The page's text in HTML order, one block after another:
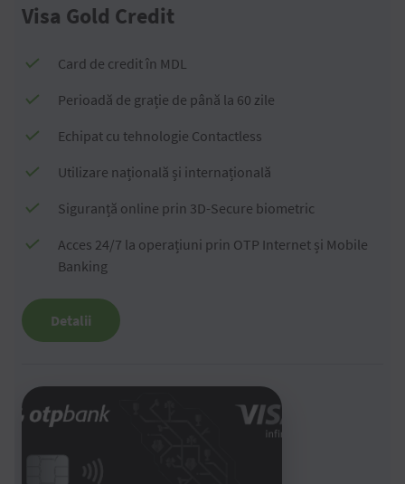
Visa Gold Credit
Card de credit în MDL
Perioadă de grație de până la 60 zile
Echipat cu tehnologie Contactless
Utilizare națională și internațională
Siguranță online prin 3D-Secure biometric
Acces 24/7 la operațiuni prin OTP Internet și Mobile
Banking
Detalii